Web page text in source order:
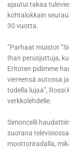
ajautui takaa
kohtalokkain
30 vuotta.
”Parhaat muistot
Ihan perusjuttuja,
Eritoten pidimme
viereensä autossa
todella lujaa”,
verkkolehdelle.
Simoncelli
suorana
moottoriradalla,